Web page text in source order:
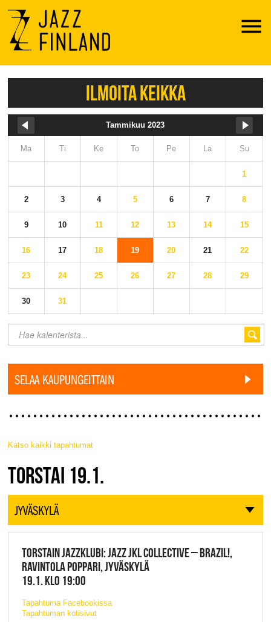
Menu
ILMOITA KEIKKA
Tammikuu 2023
Ma Ti Ke To Pe La Su
1
2 3 4 5 6 7 8
9 10 11 12 13 14 15
16 17 18 19 20 21 22
23 24 25 26 27 28 29
30 31
SELAA KAUPUNGEITTAIN
Katso kaikki tapahtumat
JAZZ FINLAND LIVE
TORSTAI 19.1.
JYVÄSKYLÄ
TORSTAIN JAZZKLUBI: JAZZ JKL COLLECTIVE – BRAZIL!,
RAVINTOLA POPPARI, JYVÄSKYLÄ
19.1. KLO 19:00
Tapahtuma Facebookissa
Tapahtuman kotisivut